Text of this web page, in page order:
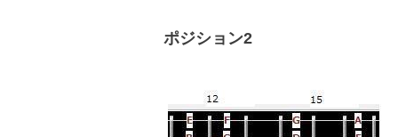
ポジション2